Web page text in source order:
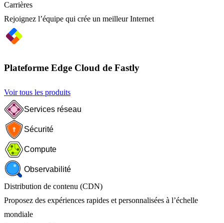
Carrières
Rejoignez l’équipe qui crée un meilleur Internet
Plateforme Edge Cloud de Fastly
Voir tous les produits
Services réseau
Sécurité
Compute
Observabilité
Distribution de contenu (CDN)
Proposez des expériences rapides et personnalisées à l’échelle
mondiale